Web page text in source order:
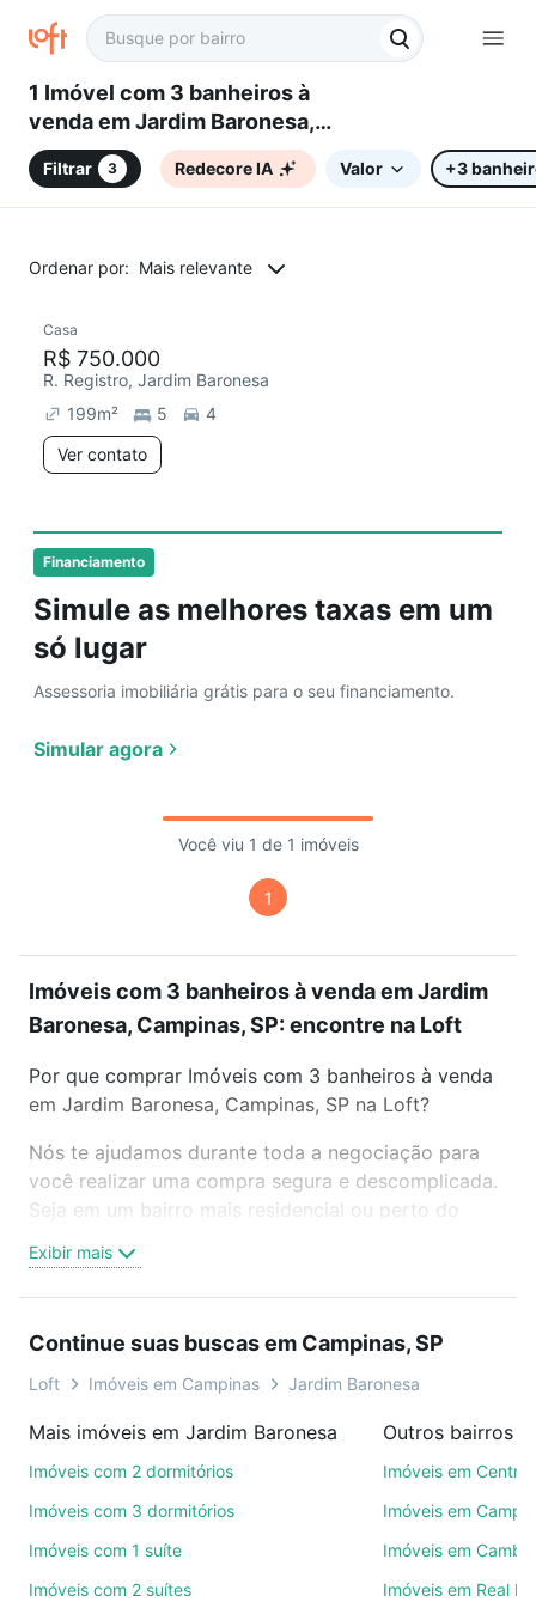
1 Imóvel com 3 banheiros à
venda em Jardim Baronesa,
Campinas, SP
Filtrar 3 Redecore IA Valor +3
Ordenar por: Mais relevante
Financiamento
Simule as melhores taxas em um
só lugar
Assessoria imobiliária grátis para o seu financiamento.
Simular agora
Casa
R$ 750.000
R. Registro, Jardim Baronesa
199m² 5
4
Ver contato
Você viu 1 de 1 imóveis
1
Imóveis com 3 banheiros à venda em Jardim
Baronesa, Campinas, SP: encontre na Loft
Por que comprar Imóveis com 3 banheiros à venda
em Jardim Baronesa, Campinas, SP na Loft?
Nós te ajudamos durante toda a negociação para
você realizar uma compra segura e descomplicada.
Seja em um bairro mais residencial ou perto do
oferta ideal de Imóveis com 3 banheiros à venda em
Jardim Baronesa, Campinas, SP para conquistar seu
videochamada, é grátis, sem compromisso e você
ainda conta com mais de 46 mil corretores e
de imóveis.
ruas, bairros e até condomínios favoritos. Você
também pode usar os filtros como quantidade de
Exibir mais
Continue suas buscas em Campinas, SP
Loft Imóveis em Campinas Jardim Baronesa
Mais imóveis em Jardim Baronesa
Imóveis com 2 dormitórios
Imóveis com 3 dormitórios
Imóveis com 1 suíte
Imóveis com 2 suítes
Outros bairros
Imóveis em Centro
Imóveis em
Imóveis em Cambuí
Imóveis em Real